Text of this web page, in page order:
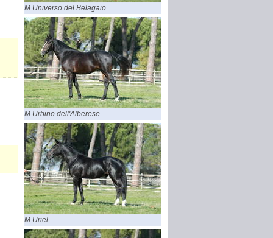
M.Universo del Belagaio
M.Urbino dell'Alberese
M.Uriel